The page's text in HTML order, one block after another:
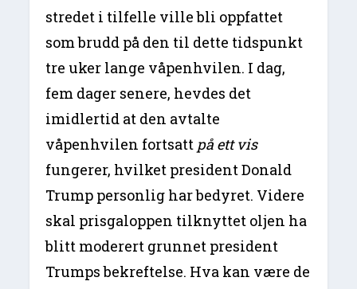
stredet i tilfelle ville bli oppfattet
som brudd på den til dette tidspunkt
tre uker lange våpenhvilen. I dag,
fem dager senere, hevdes det
imidlertid at den avtalte
våpenhvilen fortsatt på ett vis
fungerer, hvilket president Donald
Trump personlig har bedyret. Videre
skal prisgaloppen tilknyttet oljen ha
blitt moderert grunnet president
Trumps bekreftelse. Hva kan være de